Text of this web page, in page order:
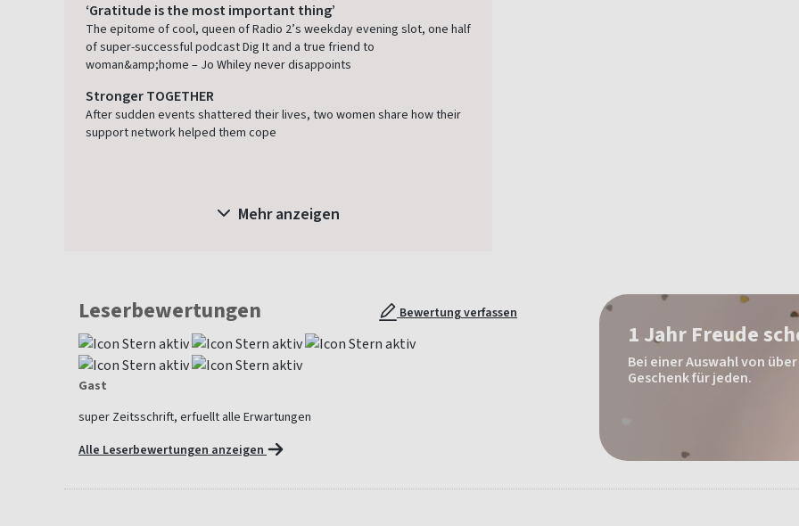
‘Gratitude is the most important thing’
The epitome of cool, queen of Radio 2’s weekday evening slot, one half
of super-successful podcast Dig It and a true friend to
woman&amp;home – Jo Whiley never disappoints
Stronger TOGETHER
After sudden events shattered their lives, two women share how their
support network helped them cope
Mehr anzeigen
Leserbewertungen Bewertung verfassen
Gast
super Zeitsschrift, erfuellt alle Erwartungen
Alle Leserbewertungen anzeigen
1 Jahr Freude
Bei einer Auswahl von
Geschenk für jeden.